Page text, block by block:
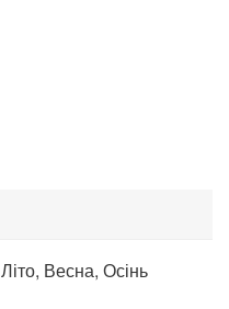
Літо, Весна, Осінь